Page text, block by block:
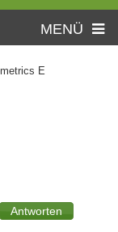
MENÜ
E